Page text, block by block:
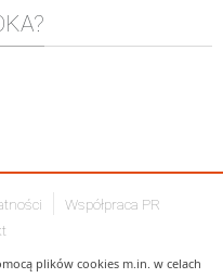
Współpraca PR
plików cookies m.in. w celach